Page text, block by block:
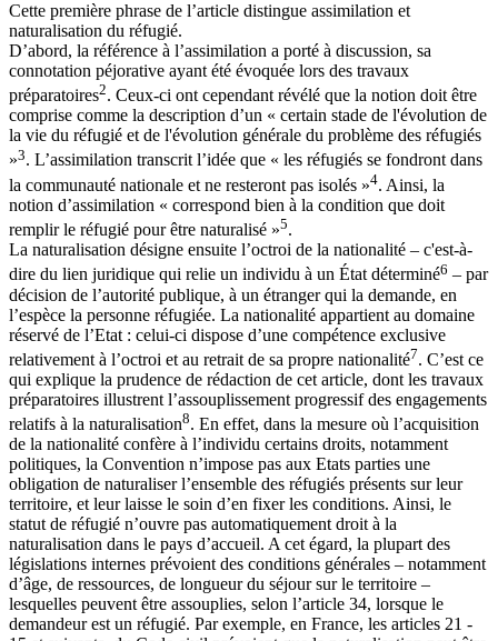
Cette première phrase de l’article distingue assimilation et
naturalisation du réfugié.
D’abord, la référence à l’assimilation a porté à discussion, sa
connotation péjorative ayant été évoquée lors des travaux
préparatoires2. Ceux-ci ont cependant révélé que la notion doit être
comprise comme la description d’un « certain stade de l'évolution de
la vie du réfugié et de l'évolution générale du problème des réfugiés
»3. L’assimilation transcrit l’idée que « les réfugiés se fondront dans
la communauté nationale et ne resteront pas isolés »4. Ainsi, la
notion d’assimilation « correspond bien à la condition que doit
remplir le réfugié pour être naturalisé »5.
La naturalisation désigne ensuite l’octroi de la nationalité – c'est-à-
dire du lien juridique qui relie un individu à un État déterminé6 – par
décision de l’autorité publique, à un étranger qui la demande, en
l’espèce la personne réfugiée. La nationalité appartient au domaine
réservé de l’Etat : celui-ci dispose d’une compétence exclusive
relativement à l’octroi et au retrait de sa propre nationalité7. C’est ce
qui explique la prudence de rédaction de cet article, dont les travaux
préparatoires illustrent l’assouplissement progressif des engagements
relatifs à la naturalisation8. En effet, dans la mesure où l’acquisition
de la nationalité confère à l’individu certains droits, notamment
politiques, la Convention n’impose pas aux Etats parties une
obligation de naturaliser l’ensemble des réfugiés présents sur leur
territoire, et leur laisse le soin d’en fixer les conditions. Ainsi, le
statut de réfugié n’ouvre pas automatiquement droit à la
naturalisation dans le pays d’accueil. A cet égard, la plupart des
législations internes prévoient des conditions générales – notamment
d’âge, de ressources, de longueur du séjour sur le territoire –
lesquelles peuvent être assouplies, selon l’article 34, lorsque le
demandeur est un réfugié. Par exemple, en France, les articles 21 -